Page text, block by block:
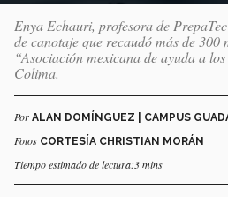
Enya Echauri, profesora de
de canotaje que recaudó más de 300
“Asociación mexicana de ayuda a
Colima.
Por ALAN DOMÍNGUEZ | CAMPUS
Fotos CORTESÍA CHRISTIAN MORÁN
Tiempo estimado de lectura:3 mins